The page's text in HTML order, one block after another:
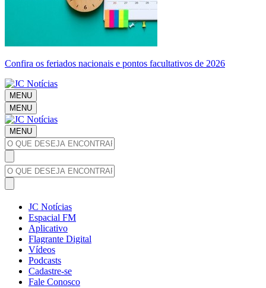
Confira os feriados nacionais e pontos facultativos de 2026
MENU
MENU
MENU
JC Notícias
Espacial FM
Aplicativo
Flagrante Digital
Vídeos
Podcasts
Cadastre-se
Fale Conosco